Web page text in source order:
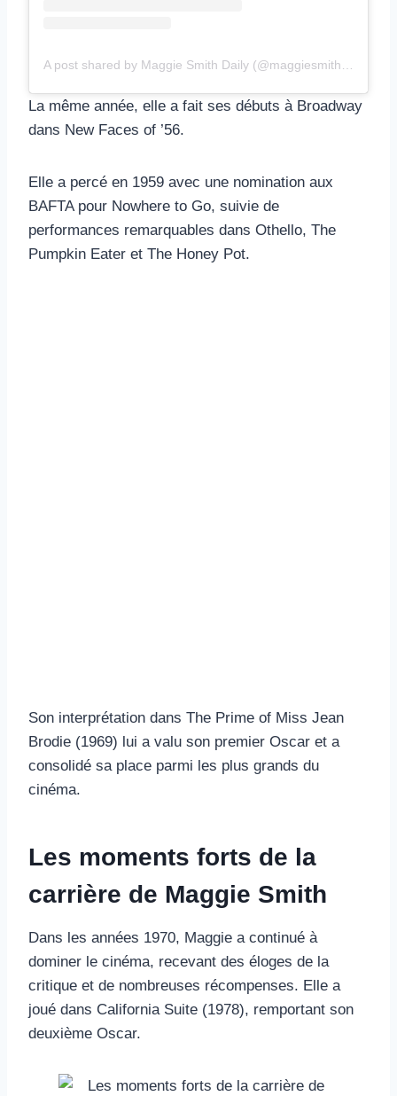
La même année, elle a fait ses débuts à Broadway
dans New Faces of ’56.
Elle a percé en 1959 avec une nomination aux
BAFTA pour Nowhere to Go, suivie de
performances remarquables dans Othello, The
Pumpkin Eater et The Honey Pot.
Son interprétation dans The Prime of Miss Jean
Brodie (1969) lui a valu son premier Oscar et a
consolidé sa place parmi les plus grands du
cinéma.
Les moments forts de la
carrière de Maggie Smith
Dans les années 1970, Maggie a continué à
dominer le cinéma, recevant des éloges de la
critique et de nombreuses récompenses. Elle a
joué dans California Suite (1978), remportant son
deuxième Oscar.